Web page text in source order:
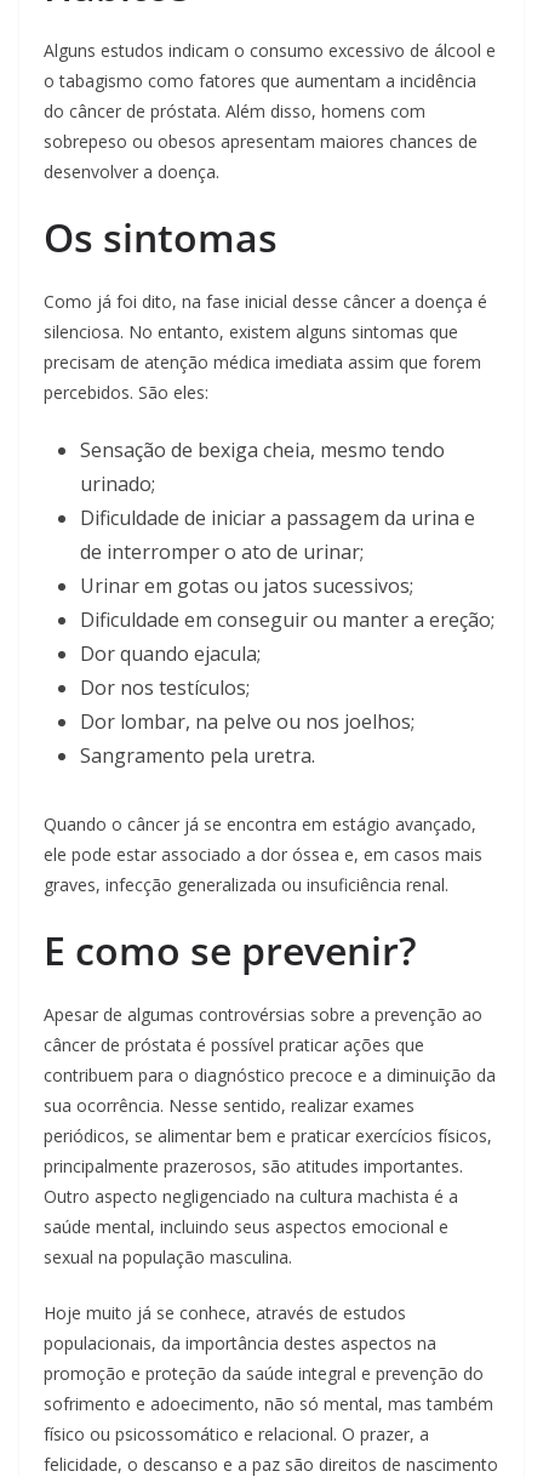
Alguns estudos indicam o consumo excessivo de álcool e
o tabagismo como fatores que aumentam a incidência
do câncer de próstata. Além disso, homens com
sobrepeso ou obesos apresentam maiores chances de
desenvolver a doença.
Os sintomas
Como já foi dito, na fase inicial desse câncer a doença é
silenciosa. No entanto, existem alguns sintomas que
precisam de atenção médica imediata assim que forem
percebidos. São eles:
Sensação de bexiga cheia, mesmo tendo
urinado;
Dificuldade de iniciar a passagem da urina e
de interromper o ato de urinar;
Urinar em gotas ou jatos sucessivos;
Dificuldade em conseguir ou manter a ereção;
Dor quando ejacula;
Dor nos testículos;
Dor lombar, na pelve ou nos joelhos;
Sangramento pela uretra.
Quando o câncer já se encontra em estágio avançado,
ele pode estar associado a dor óssea e, em casos mais
graves, infecção generalizada ou insuficiência renal.
E como se prevenir?
Apesar de algumas controvérsias sobre a prevenção ao
câncer de próstata é possível praticar ações que
contribuem para o diagnóstico precoce e a diminuição da
sua ocorrência. Nesse sentido, realizar exames
periódicos, se alimentar bem e praticar exercícios físicos,
principalmente prazerosos, são atitudes importantes.
Outro aspecto negligenciado na cultura machista é a
saúde mental, incluindo seus aspectos emocional e
sexual na população masculina.
Hoje muito já se conhece, através de estudos
populacionais, da importância destes aspectos na
promoção e proteção da saúde integral e prevenção do
sofrimento e adoecimento, não só mental, mas também
físico ou psicossomático e relacional. O prazer, a
felicidade, o descanso e a paz são direitos de nascimento